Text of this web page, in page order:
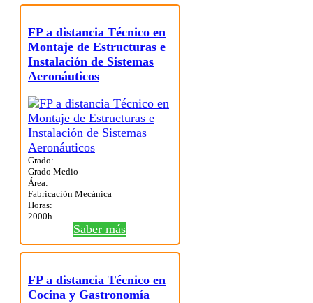
FP a distancia Técnico en
Montaje de Estructuras e
Instalación de Sistemas
Aeronáuticos
Grado:
Grado Medio
Área:
Fabricación Mecánica
Horas:
2000h
Saber más
FP a distancia Técnico en
Cocina y Gastronomía